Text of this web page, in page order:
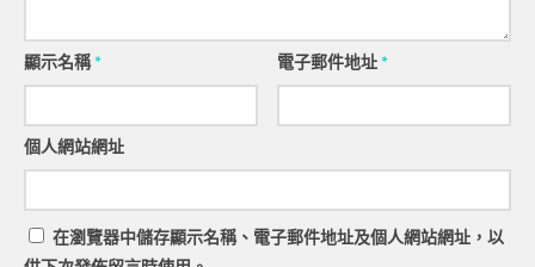
顯示名稱* 電子郵件地址*
個人網站網址
在瀏覽器中儲存顯示名稱、電子郵件地址及個人網站網址，以